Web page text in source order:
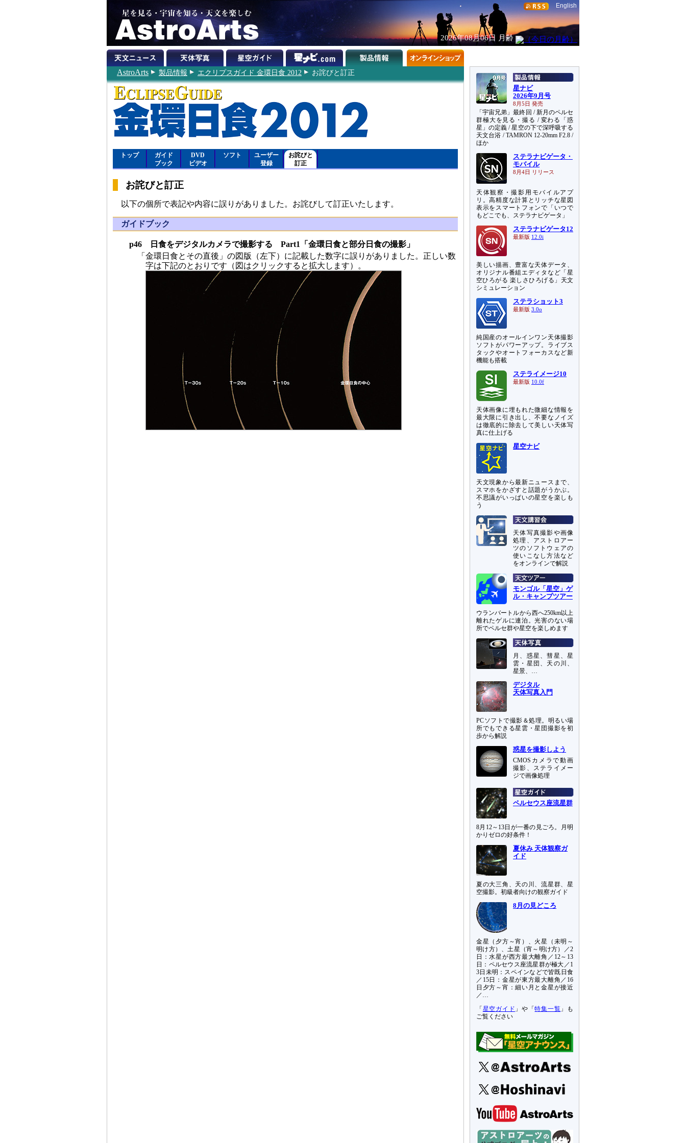
English
2026年08月06日 月齢
AstroArts 製品情報 エクリプスガイド 金環日食 2012 お詫びと訂正
トップ
ガイド
ブック
DVD
ビデオ
ソフト
ユーザー
登録
お詫びと
訂正
お詫びと訂正
以下の個所で表記や内容に誤りがありました。お詫びして訂正いたします。
ガイドブック
p46 日食をデジタルカメラで撮影する Part1「金環日食と部分日食の撮影」
「金環日食とその直後」の図版（左下）に記載した数字に誤りがありました。正しい数
字は下記のとおりです（図はクリックすると拡大します）。
星ナビ
2026年9月号
8月5日 発売
「宇宙兄弟」最終回 / 新月のペルセ
群極大を見る・撮る / 変わる「惑
星」の定義 / 星空の下で深呼吸する
天文台浴 / TAMRON 12-20mm F2.8 /
ほか
ステラナビゲータ・
モバイル
8月4日 リリース
天体観察・撮影用モバイルアプ
リ。高精度な計算とリッチな星図
表示をスマートフォンで「いつで
もどこでも、ステラナビゲータ」
ステラナビゲータ12
最新版 12.0i
美しい描画、豊富な天体データ、
オリジナル番組エディタなど「星
空ひろがる 楽しさひろげる」天文
シミュレーション
ステラショット3
最新版 3.0o
純国産のオールインワン天体撮影
ソフトがパワーアップ。ライブス
タックやオートフォーカスなど新
機能も搭載
ステライメージ10
最新版 10.0f
天体画像に埋もれた微細な情報を
最大限に引き出し、不要なノイズ
は徹底的に除去して美しい天体写
真に仕上げる
星空ナビ
天文現象から最新ニュースまで、
スマホをかざすと話題がうかぶ。
不思議がいっぱいの星空を楽しも
う
天体写真撮影や画像
処理、アストロアー
ツのソフトウェアの
使いこなし方法など
をオンラインで解説
モンゴル「星空」ゲ
ル・キャンプツアー
ウランバートルから西へ250km以上
離れたゲルに連泊。光害のない場
所でペルセ群や星空を楽しめます
月、惑星、彗星、星
雲・星団、天の川、
星景、…
デジタル
天体写真入門
PCソフトで撮影＆処理。明るい場
所でもできる星雲・星団撮影を初
歩から解説
惑星を撮影しよう
CMOSカメラで動画
撮影、ステライメー
ジで画像処理
ペルセウス座流星群
8月12～13日が一番の見ごろ。月明
かりゼロの好条件！
夏休み 天体観察ガ
イド
夏の大三角、天の川、流星群、星
空撮影。初級者向けの観察ガイド
8月の見どころ
金星（夕方～宵）、火星（未明～
明け方）、土星（宵～明け方）／2
日：水星が西方最大離角／12～13
日：ペルセウス座流星群が極大／1
3日未明：スペインなどで皆既日食
／15日：金星が東方最大離角／16
日夕方～宵：細い月と金星が接近
／…
「 星空ガイド 」や「特集一覧 」も
ご覧ください